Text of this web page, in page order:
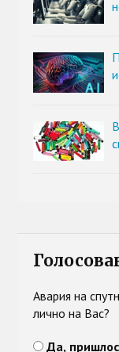
Авария на
лично на Вас?
Да,